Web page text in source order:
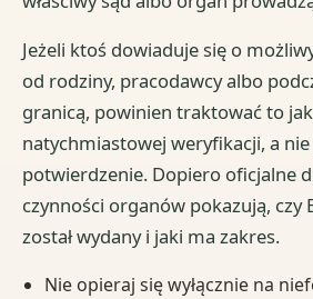
Jeżeli ktoś dowiaduje się o
od rodziny, pracodawcy albo
granicą, powinien traktować to
natychmiastowej weryfikacji, a
potwierdzenie. Dopiero oficjalne
czynności organów pokazują, czy
został wydany i jaki ma zakres.
Nie opieraj się wyłącznie na